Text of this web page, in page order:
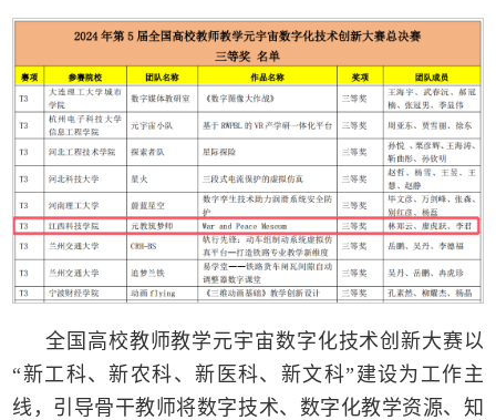
全国高校教师教学元宇宙数字化技术创新大赛以
“新工科、新农科、新医科、新文科”建设为工作主
线，引导骨干教师将数字技术、数字化教学资源、知